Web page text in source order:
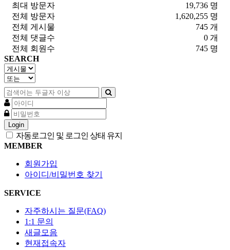
19,736 명
최대 방문자
1,620,255 명
전체 방문자
745 개
전체 게시물
0 개
전체 댓글수
745 명
전체 회원수
SEARCH
Login
자동로그인 및 로그인 상태 유지
MEMBER
회원가입
아이디/비밀번호 찾기
SERVICE
자주하시는 질문(FAQ)
1:1 문의
새글모음
현재접속자